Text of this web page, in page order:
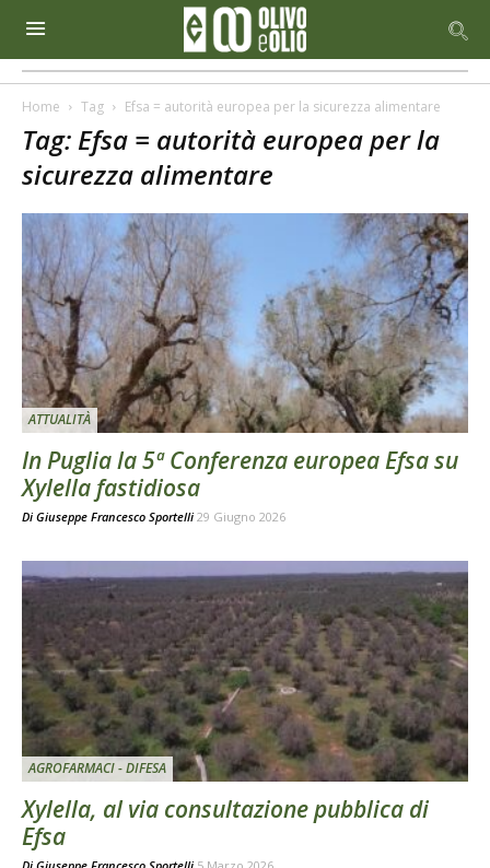
Home Tag Efsa = autorità europea per la sicurezza alimentare
Tag: Efsa = autorità europea per la
sicurezza alimentare
ATTUALITÀ
In Puglia la 5ª Conferenza europea Efsa su
Xylella fastidiosa
Di Giuseppe Francesco Sportelli 29 Giugno 2026
AGROFARMACI - DIFESA
Xylella, al via consultazione pubblica di
Efsa